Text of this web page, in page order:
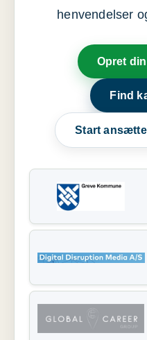
henvendelser
Opret
Find
Start